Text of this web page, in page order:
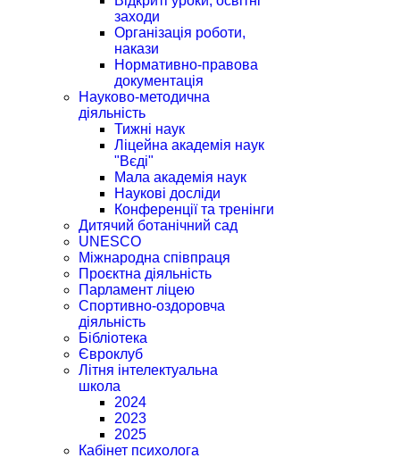
заходи
Організація роботи,
накази
Нормативно-правова
документація
Науково-методична
діяльність
Тижні наук
Ліцейна академія наук
"Вєді"
Мала академія наук
Наукові досліди
Конференції та тренінги
Дитячий ботанічний сад
UNESCO
Міжнародна співпраця
Проєктна діяльність
Парламент ліцею
Спортивно-оздоровча
діяльність
Бібліотека
Євроклуб
Літня інтелектуальна
школа
2024
2023
2025
Кабінет психолога